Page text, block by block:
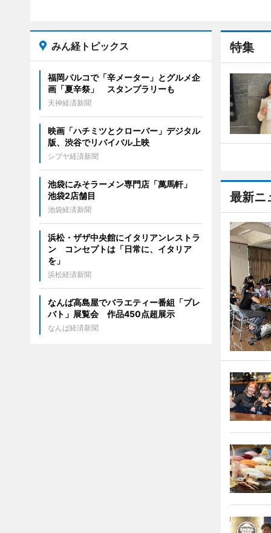
特集
最新ニ
みん経トピックス
福岡パルコで「辛メーター」とグルメ企
画「夏辛祭」 スタンプラリーも
天神経済新聞
映画「ハチミツとクローバー」デジタル
版、渋谷でリバイバル上映
シブヤ経済新聞
池袋にみそラーメン専門店「萬馬軒」
池袋2店舗目
池袋経済新聞
浜松・ザザ中央館にイタリアンレストラ
ン コンセプトは「日常に、イタリア
を」
浜松経済新聞
なんば高島屋でバラエティー番組「プレ
バト」展覧会 作品450点超展示
なんば経済新聞